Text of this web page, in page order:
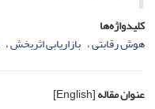
کلیدواژه‌ها
هوش رقابتی بازاریابی اثربخش
عنوان مقاله[English]